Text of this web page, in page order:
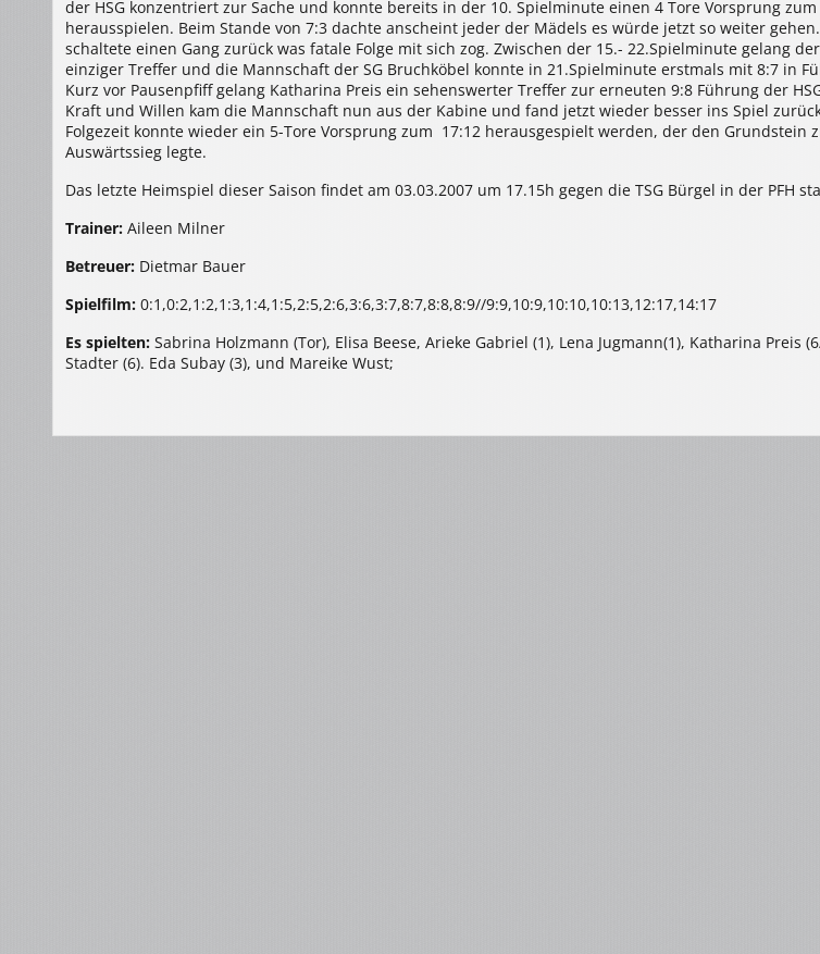
der HSG konzentriert zur Sache und konnte bereits in der 10. Spielminute einen 4 Tore Vorsprung zum
herausspielen. Beim Stande von 7:3 dachte anscheint jeder der Mädels es würde jetzt so weiter
schaltete einen Gang zurück was fatale Folge mit sich zog. Zwischen der 15.- 22.Spielminute gelang der
einziger Treffer und die Mannschaft der SG Bruchköbel konnte in 21.Spielminute erstmals mit 8:7 in
Kurz vor Pausenpfiff gelang Katharina Preis ein sehenswerter Treffer zur erneuten 9:8 Führung der
Kraft und Willen kam die Mannschaft nun aus der Kabine und fand jetzt wieder besser ins Spiel
Folgezeit konnte wieder ein 5-Tore Vorsprung zum 17:12 herausgespielt werden, der den Grundstein
Auswärtssieg legte.
Das letzte Heimspiel dieser Saison findet am 03.03.2007 um 17.15h gegen die TSG Bürgel in der PFH
Trainer: Aileen Milner
Betreuer: Dietmar Bauer
Spielfilm: 0:1,0:2,1:2,1:3,1:4,1:5,2:5,2:6,3:6,3:7,8:7,8:8,8:9//9:9,10:9,10:10,10:13,12:17,14:17
Es spielten: Sabrina Holzmann (Tor), Elisa Beese, Arieke Gabriel (1), Lena Jugmann(1), Katharina Preis
Stadter (6). Eda Subay (3), und Mareike Wust;